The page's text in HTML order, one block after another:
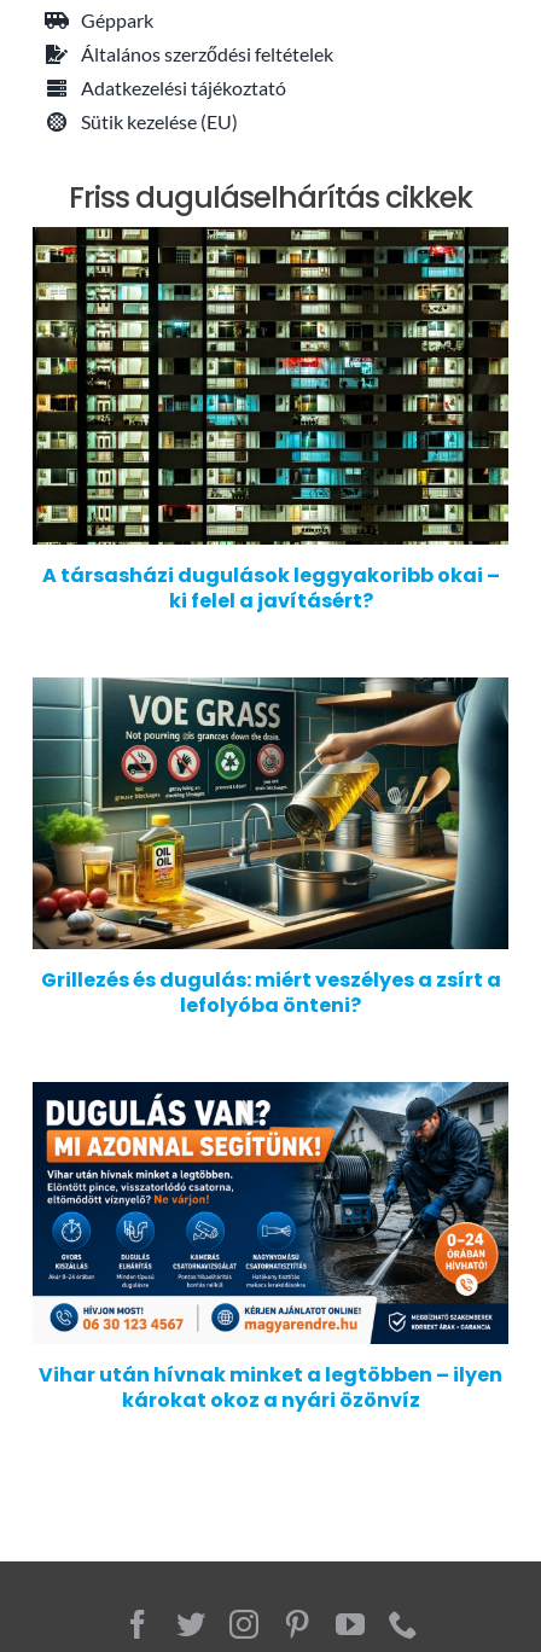
Géppark
Általános szerződési feltételek
Adatkezelési tájékoztató
Sütik kezelése (EU)
Friss duguláselhárítás cikkek
A társasházi dugulások leggyakoribb okai –
ki felel a javításért?
Grillezés és dugulás: miért veszélyes a zsírt a
lefolyóba önteni?
Vihar után hívnak minket a legtöbben – ilyen
károkat okoz a nyári özönvíz